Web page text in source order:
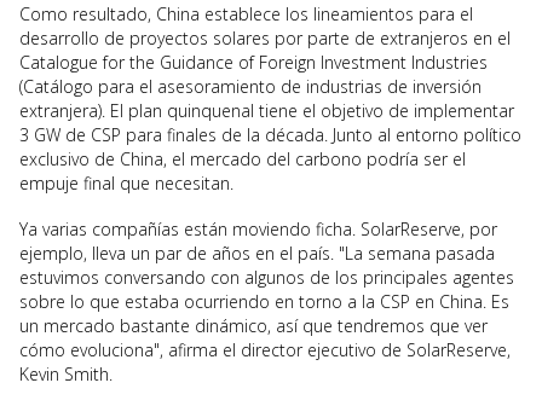
Como resultado, China establece los lineamientos para el
desarrollo de proyectos solares por parte de extranjeros en el
Catalogue for the Guidance of Foreign Investment Industries
(Catálogo para el asesoramiento de industrias de inversión
extranjera). El plan quinquenal tiene el objetivo de implementar
3 GW de CSP para finales de la década. Junto al entorno político
exclusivo de China, el mercado del carbono podría ser el
empuje final que necesitan.
Ya varias compañías están moviendo ficha. SolarReserve, por
ejemplo, lleva un par de años en el país. "La semana pasada
estuvimos conversando con algunos de los principales agentes
sobre lo que estaba ocurriendo en torno a la CSP en China. Es
un mercado bastante dinámico, así que tendremos que ver
cómo evoluciona", afirma el director ejecutivo de SolarReserve,
Kevin Smith.